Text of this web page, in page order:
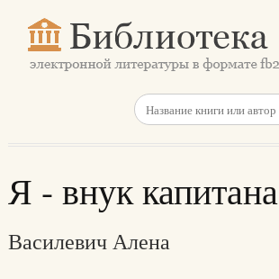
Я - внук капитана
Василевич Алена